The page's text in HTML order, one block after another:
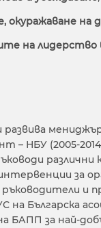
окуражаване на
на лидерство
развива
НБУ (2005-
за
и
на Българска
БАПП за най-